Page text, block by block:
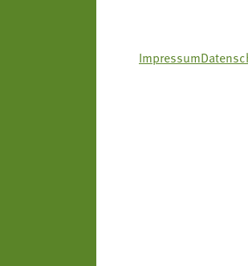
Impressum